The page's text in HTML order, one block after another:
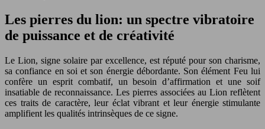
Les pierres du lion: un spectre vibratoire
de puissance et de créativité
Le Lion, signe solaire par excellence, est réputé pour son charisme,
sa confiance en soi et son énergie débordante. Son élément Feu lui
confère un esprit combatif, un besoin d’affirmation et une soif
insatiable de reconnaissance. Les pierres associées au Lion reflètent
ces traits de caractère, leur éclat vibrant et leur énergie stimulante
amplifient les qualités intrinsèques de ce signe.